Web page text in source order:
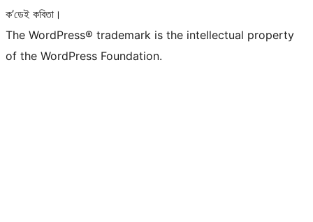
ক’ডেই কবিতা।
The WordPress® trademark is the intellectual property
of the WordPress Foundation.